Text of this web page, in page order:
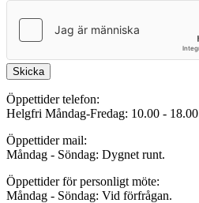
Skicka
Öppettider telefon:
Helgfri Måndag-Fredag: 10.00 - 18.00
Öppettider mail:
Måndag - Söndag: Dygnet runt.
Öppettider för personligt möte:
Måndag - Söndag: Vid förfrågan.